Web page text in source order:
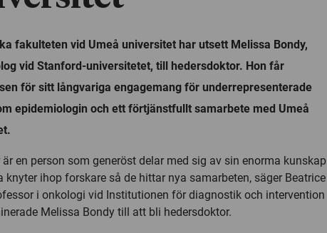
fakulteten vid Umeå universitet har utsett Melissa Bondy,
vid Stanford-universitetet, till hedersdoktor. Hon får
för sitt långvariga engagemang för underrepresenterade
epidemiologin och ett förtjänstfullt samarbete med Umeå
en person som generöst delar med sig av sin enorma kunskap
knyter ihop forskare så de hittar nya samarbeten, säger Beatrice
i onkologi vid Institutionen för diagnostik och intervention
Melissa Bondy till att bli hedersdoktor.